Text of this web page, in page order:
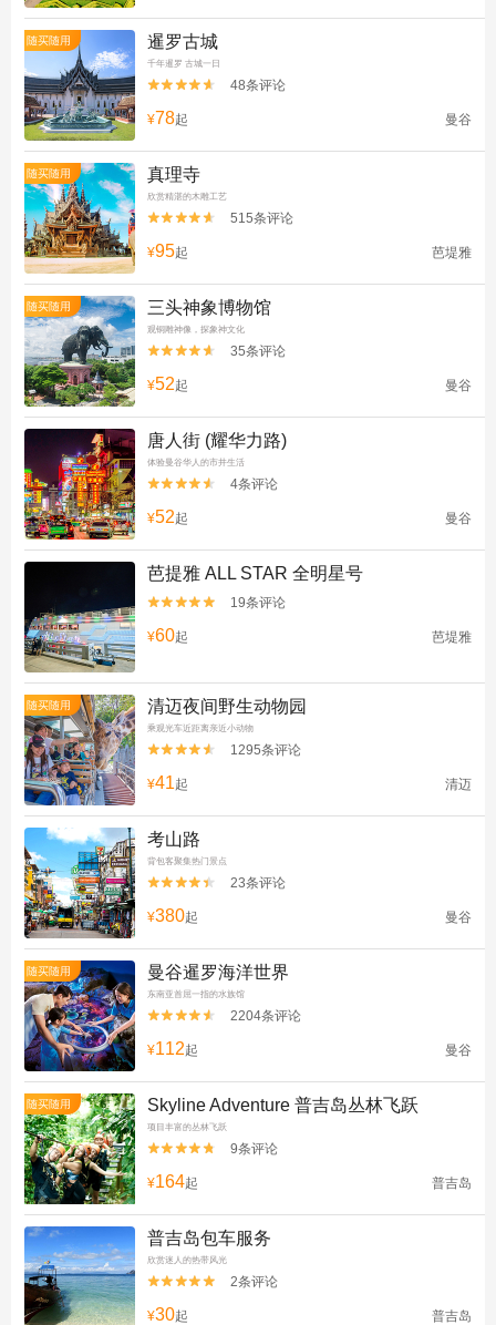
随买随用 暹罗古城
千年暹罗 古城一日

 48条评论
¥78起 曼谷
随买随用 真理寺
欣赏精湛的木雕工艺

 515条评论
¥95起 芭堤雅
随买随用 三头神象博物馆
观铜雕神像，探象神文化

 35条评论
¥52起 曼谷
唐人街 (耀华力路)
体验曼谷华人的市井生活

 4条评论
¥52起 曼谷
芭提雅 ALL STAR 全明星号

 19条评论
¥60起 芭堤雅
随买随用 清迈夜间野生动物园
乘观光车近距离亲近小动物

 1295条评论
¥41起 清迈
考山路
背包客聚集热门景点

 23条评论
¥380起 曼谷
随买随用 曼谷暹罗海洋世界
东南亚首屈一指的水族馆

 2204条评论
¥112起 曼谷
随买随用 Skyline Adventure 普吉岛丛林飞跃
项目丰富的丛林飞跃

 9条评论
¥164起 普吉岛
普吉岛包车服务
欣赏迷人的热带风光

 2条评论
¥30起 普吉岛